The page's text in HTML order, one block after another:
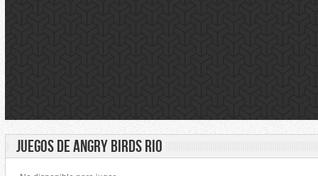
JUEGOS DE ANGRY BIRDS RIO